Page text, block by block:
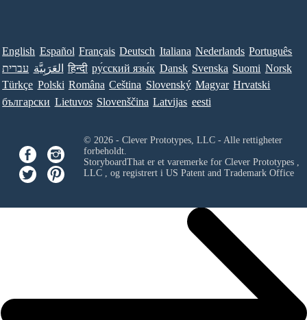
English Español Français Deutsch Italiana Nederlands Português
עברית العَرَبِيَّة हिन्दी ру́сский язы́к Dansk Svenska Suomi Norsk
Türkçe Polski Româna Ceština Slovenský Magyar Hrvatski
български Lietuvos Slovenščina Latvijas eesti
© 2026 - Clever Prototypes, LLC - Alle rettigheter
forbeholdt.
StoryboardThat er et varemerke for Clever Prototypes ,
LLC, og registrert i US Patent and Trademark Office